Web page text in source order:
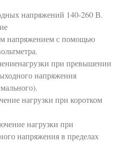
напряжений 140-260 В.
напряжением с помощью
при превышении
напряжения
нагрузки при коротком
нагрузки при
напряжения в пределах